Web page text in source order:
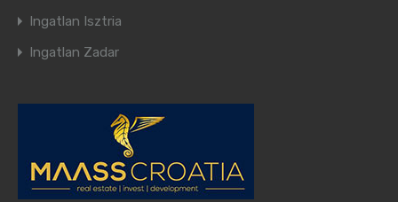
Ingatlan Isztria
Ingatlan Zadar